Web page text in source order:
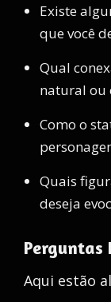
Existe
que você
Qual
natural ou
Como o
Quais
deseja
Perguntas
Aqui estão